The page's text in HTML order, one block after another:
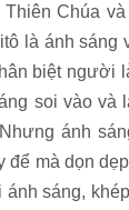
Chúa
là ánh sáng
biệt người
soi vào và
ánh
mà dọn
sáng,